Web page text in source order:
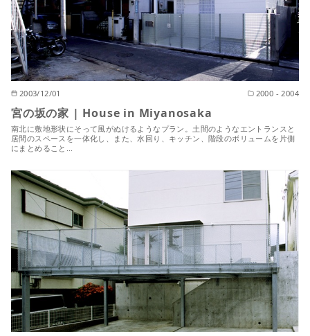
2003/12/01 2000 - 2004
宮の坂の家 | House in Miyanosaka
南北に敷地形状にそって風がぬけるようなプラン。土間のようなエントランスと
居間のスペースを一体化し、また、水回り、キッチン、階段のボリュームを片側
にまとめること…